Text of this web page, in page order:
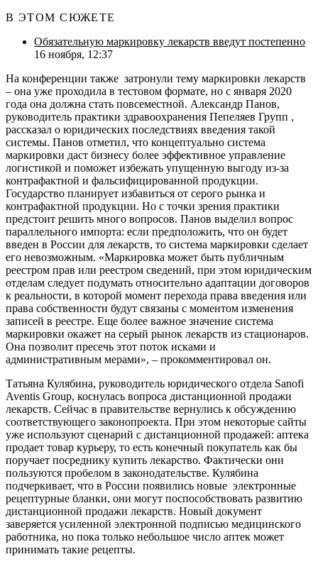
В ЭТОМ СЮЖЕТЕ
Обязательную маркировку лекарств введут постепенно
16 ноября, 12:37
На конференции также затронули тему маркировки лекарств
– она уже проходила в тестовом формате, но с января 2020
года она должна стать повсеместной. Александр Панов,
руководитель практики здравоохранения Пепеляев Групп ,
рассказал о юридических последствиях введения такой
системы. Панов отметил, что концептуально система
маркировки даст бизнесу более эффективное управление
логистикой и поможет избежать упущенную выгоду из-за
контрафактной и фальсифицированной продукции.
Государство планирует избавиться от серого рынка и
контрафактной продукции. Но с точки зрения практики
предстоит решить много вопросов. Панов выделил вопрос
параллельного импорта: если предположить, что он будет
введен в России для лекарств, то система маркировки сделает
его невозможным. «Маркировка может быть публичным
реестром прав или реестром сведений, при этом юридическим
отделам следует подумать относительно адаптации договоров
к реальности, в которой момент перехода права введения или
права собственности будут связаны с моментом изменения
записей в реестре. Еще более важное значение система
маркировки окажет на серый рынок лекарств из стационаров.
Она позволит пресечь этот поток исками и
административным мерами», – прокомментировал он.
Татьяна Кулябина, руководитель юридического отдела Sanofi
Aventis Group, коснулась вопроса дистанционной продажи
лекарств. Сейчас в правительстве вернулись к обсуждению
соответствующего законопроекта. При этом некоторые сайты
уже используют сценарий с дистанционной продажей: аптека
продает товар курьеру, то есть конечный покупатель как бы
поручает посреднику купить лекарство. Фактически они
пользуются пробелом в законодательстве. Кулябина
подчеркивает, что в России появились новые электронные
рецептурные бланки, они могут поспособствовать развитию
дистанционной продажи лекарств. Новый документ
заверяется усиленной электронной подписью медицинского
работника, но пока только небольшое число аптек может
принимать такие рецепты.